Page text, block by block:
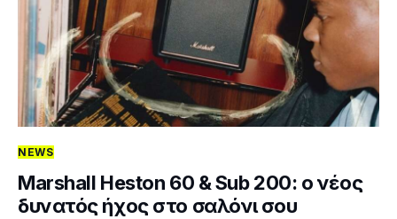
NEWS
Marshall Heston 60 & Sub 200: ο νέος
δυνατός ήχος στο σαλόνι σου